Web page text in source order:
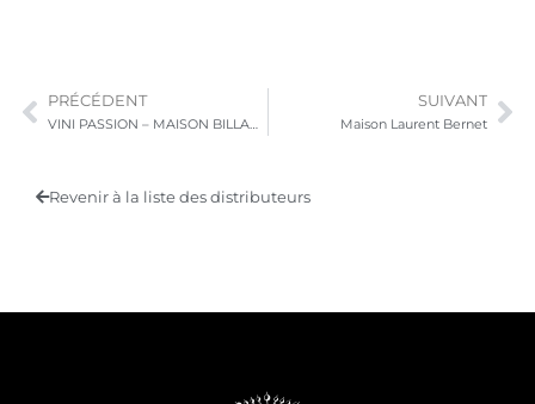
PRÉCÉDENT
VINI PASSION – MAISON BILLARD
SUIVANT
Maison Laurent Bernet
Revenir à la liste des distributeurs